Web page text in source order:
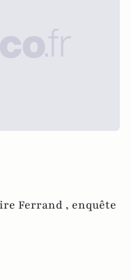
Ferrand , enquête